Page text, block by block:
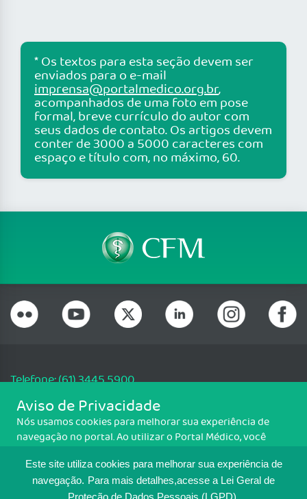
Este site utiliza cookies para melhorar sua experiência de
navegação. Para mais detalhes,acesse a Lei Geral de
* Os textos para esta seção devem ser
enviados para o e-mail
imprensa@portalmedico.org.br,
acompanhados de uma foto em pose
formal, breve currículo do autor com
seus dados de contato. Os artigos devem
conter de 3000 a 5000 caracteres com
espaço e título com, no máximo, 60.
Telefone: (61) 3445 5900
Email: cfm@portalmedico.org.br
SGAS 616, Conjunto D, Lote 115, L2 Sul, Brasília/DF - CEP: 70200-760 -
CNPJ: 33.583.550/0001-30
MAPA DO SITE
Aviso de Privacidade
Nós usamos cookies para melhorar sua experiência de
navegação no portal. Ao utilizar o Portal Médico, você
Para ter mais informações sobre como isso é feito, acesse
Política de cookies. Se você concorda, clique em ACEITO.